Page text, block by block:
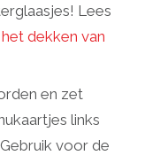
Lees
dekken van
en zet
links
voor de